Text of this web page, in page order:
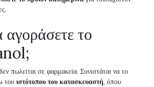
το
πωλείται σε φαρμακεία. Συνιστάται να το
του ιστότοπου του κατασκευαστή, όπου